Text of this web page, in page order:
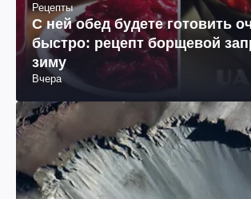
Рецепты
С ней обед будете готовить
быстро: рецепт борщевой
зиму
Вчера